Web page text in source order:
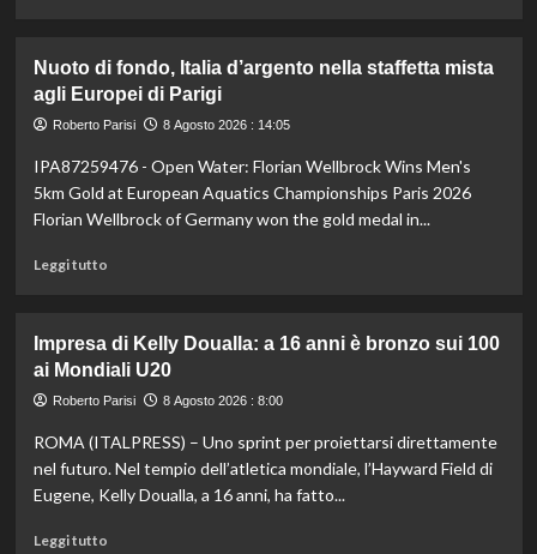
Il
Milan
battuto
amichevole
3-
0
Nuoto di fondo, Italia d’argento nella staffetta mista
agli Europei di Parigi
Roberto Parisi 8 Agosto 2026 : 14:05
IPA87259476 - Open Water: Florian Wellbrock Wins Men's
5km Gold at European Aquatics Championships Paris 2026
Florian Wellbrock of Germany won the gold medal in...
Leggi tuttoLeggi
Nuoto
di
fondo,
d’argento
nella
staffetta
Impresa di Kelly Doualla: a 16 anni è bronzo sui 100
ai Mondiali U20
Roberto Parisi 8 Agosto 2026 : 8:00
ROMA (ITALPRESS) – Uno sprint per proiettarsi direttamente
nel futuro. Nel tempio dell’atletica mondiale, l’Hayward Field di
Eugene, Kelly Doualla, a 16 anni, ha fatto...
Leggi tuttoLeggi